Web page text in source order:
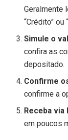
Geralmente
“Crédito” ou
Simule o
confira as
depositado.
Confirme
confirme a
Receba via
em poucos